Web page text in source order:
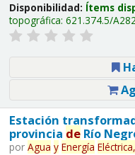
Disponibilidad: Ítems
topográfica: 621.374.5/
Estación
provincia deRío
por Agua y Energía Eléctrica,